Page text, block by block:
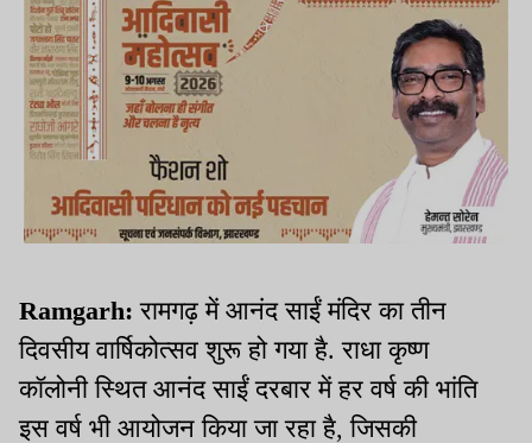
Ramgarh: रामगढ़ में आनंद साईं मंदिर का तीन
दिवसीय वार्षिकोत्सव शुरू हो गया है. राधा कृष्ण
कॉलोनी स्थित आनंद साईं दरबार में हर वर्ष की भांति
इस वर्ष भी आयोजन किया जा रहा है, जिसकी